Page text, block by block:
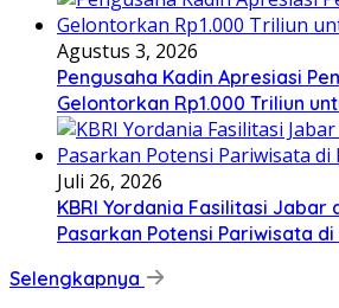
Agustus 3, 2026
Pengusaha Kadin Apresiasi
Gelontorkan Rp1.000 Triliun
Juli 26, 2026
KBRI Yordania Fasilitasi Jabar
Pasarkan Potensi Pariwisata
Selengkapnya